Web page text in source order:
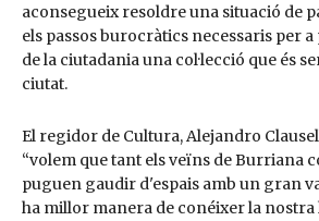
aconsegueix resoldre una situació de
els passos burocràtics necessaris per
de la ciutadania una col·lecció que és
ciutat.
El regidor de Cultura, Alejandro
“volem que tant els veïns de Burriana
puguen gaudir d'espais amb un gran
ha millor manera de conéixer la nostra